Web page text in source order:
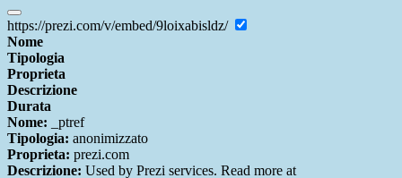
https://prezi.com/v/embed/9loixabisldz/
Nome
Tipologia
Proprieta
Descrizione
Durata
Nome: _ptref
Tipologia: anonimizzato
Proprieta: prezi.com
Descrizione: Used by Prezi services. Read more at